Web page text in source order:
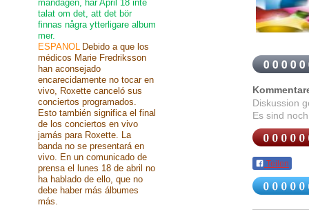
Diskussion
Es sind
Teilen
måndagen, har April 18 inte
talat om det, att det bör
finnas några ytterligare album
mer.
ESPANOL Debido a que los
médicos Marie Fredriksson
han aconsejado
encarecidamente no tocar en
vivo, Roxette canceló sus
conciertos programados.
Esto también significa el final
de los conciertos en vivo
jamás para Roxette. La
banda no se presentará en
vivo. En un comunicado de
prensa el lunes 18 de abril no
ha hablado de ello, que no
debe haber más álbumes
más.